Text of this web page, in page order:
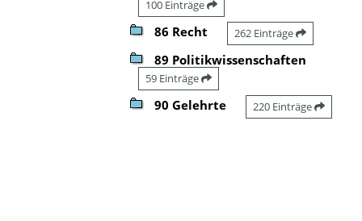
100 Einträge
86 Recht 262 Einträge
89 Politikwissenschaften
59 Einträge
90 Gelehrte 220 Einträge